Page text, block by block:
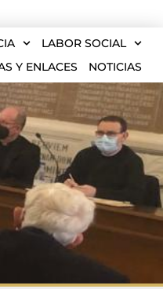
LABOR SOCIAL
Y ENLACES
NOTICIAS